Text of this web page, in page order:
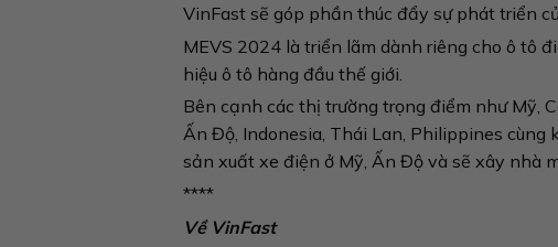
VinFast sẽ góp phần thúc đẩy sự phát triển
MEVS 2024 là triển lãm dành riêng cho ô tô
hiệu ô tô hàng đầu thế giới.
Bên cạnh các thị trường trọng điểm như Mỹ,
Ấn Độ, Indonesia, Thái Lan, Philippines cùng
sản xuất xe điện ở Mỹ, Ấn Độ và sẽ xây nhà
****
Về VinFast